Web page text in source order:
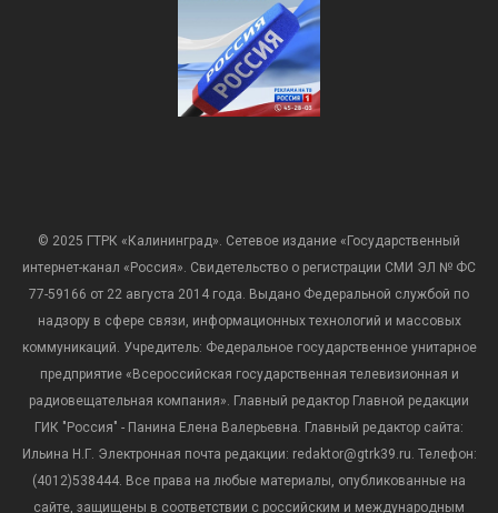
© 2025 ГТРК «Калининград». Сетевое издание «Государственный
интернет-канал «Россия». Свидетельство о регистрации СМИ ЭЛ № ФС
77-59166 от 22 августа 2014 года. Выдано Федеральной службой по
надзору в сфере связи, информационных технологий и массовых
коммуникаций. Учредитель: Федеральное государственное унитарное
предприятие «Всероссийская государственная телевизионная и
радиовещательная компания». Главный редактор Главной редакции
ГИК "Россия" - Панина Елена Валерьевна. Главный редактор сайта:
Ильина Н.Г. Электронная почта редакции: redaktor@gtrk39.ru. Телефон:
(4012)538444. Все права на любые материалы, опубликованные на
сайте, защищены в соответствии с российским и международным